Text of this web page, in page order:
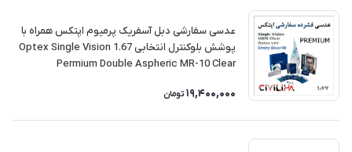
عدسی سفارشی دبل آسفریک پرمیوم اپتکس همراه با
پوشش بلوکنترل انتخابی 1.67 Optex Single Vision
Permium Double Aspheric MR-10 Clear
19,400,000 تومان